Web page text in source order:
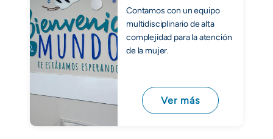
Contamos con un equipo
multidisciplinario de alta
complejidad para la atención
de la mujer.
Ver más